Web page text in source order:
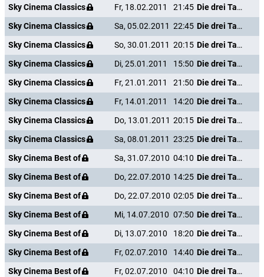
Sky Cinema Classics Fr, 18.02.2011 21:45
Die drei Tage des Condor
Sky Cinema Classics
Sa, 05.02.2011 22:45
Die drei Tage des Condor
Sky Cinema Classics
So, 30.01.2011 20:15
Die drei Tage des Condor
Sky Cinema Classics
Di, 25.01.2011 15:50
Die drei Tage des Condor
Sky Cinema Classics
Fr, 21.01.2011 21:50
Die drei Tage des Condor
Sky Cinema Classics
Fr, 14.01.2011 14:20
Die drei Tage des Condor
Sky Cinema Classics
Do, 13.01.2011 20:15
Die drei Tage des Condor
Sky Cinema Classics
Sa, 08.01.2011 23:25
Die drei Tage des Condor
Sky Cinema Best of
Sa, 31.07.2010 04:10
Die drei Tage des Condor
Sky Cinema Best of
Do, 22.07.2010 14:25
Die drei Tage des Condor
Sky Cinema Best of
Do, 22.07.2010 02:05
Die drei Tage des Condor
Sky Cinema Best of
Mi, 14.07.2010 07:50
Die drei Tage des Condor
Sky Cinema Best of
Di, 13.07.2010 18:20
Die drei Tage des Condor
Sky Cinema Best of
Fr, 02.07.2010 14:40
Die drei Tage des Condor
Sky Cinema Best of
Fr, 02.07.2010 04:10
Die drei Tage des Condor